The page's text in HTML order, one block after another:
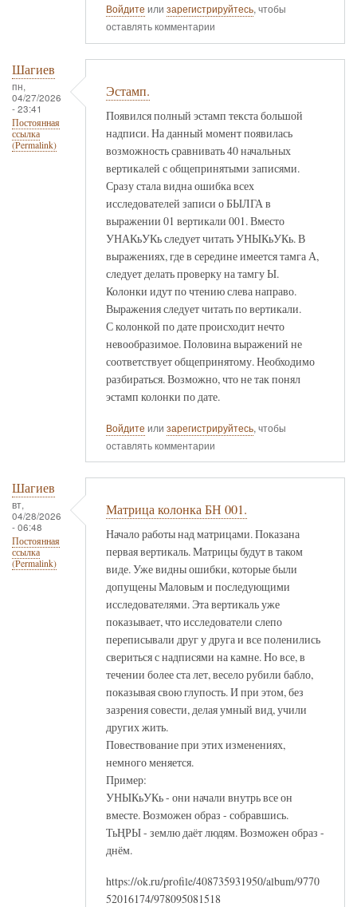
Войдите или зарегистрируйтесь, чтобы
оставлять комментарии
Шагиев
пн,
04/27/2026
- 23:41
Постоянная
ссылка
(Permalink)
Эстамп.
Появился полный эстамп текста большой
надписи. На данный момент появилась
возможность сравнивать 40 начальных
вертикалей с общепринятыми записями.
Сразу стала видна ошибка всех
исследователей записи о БЫЛГА в
выражении 01 вертикали 001. Вместо
УНАКьУКь следует читать УНЫКьУКь. В
выражениях, где в середине имеется тамга А,
следует делать проверку на тамгу Ы.
Колонки идут по чтению слева направо.
Выражения следует читать по вертикали.
С колонкой по дате происходит нечто
невообразимое. Половина выражений не
соответствует общепринятому. Необходимо
разбираться. Возможно, что не так понял
эстамп колонки по дате.
Войдите или зарегистрируйтесь, чтобы
оставлять комментарии
Шагиев
вт,
04/28/2026
- 06:48
Постоянная
ссылка
(Permalink)
Матрица колонка БН 001.
Начало работы над матрицами. Показана
первая вертикаль. Матрицы будут в таком
виде. Уже видны ошибки, которые были
допущены Маловым и последующими
исследователями. Эта вертикаль уже
показывает, что исследователи слепо
переписывали друг у друга и все поленились
свериться с надписями на камне. Но все, в
течении более ста лет, весело рубили бабло,
показывая свою глупость. И при этом, без
зазрения совести, делая умный вид, учили
других жить.
Повествование при этих изменениях,
немного меняется.
Пример:
УНЫКьУКь - они начали внутрь все он
вместе. Возможен образ - собравшись.
ТьҢРЫ - землю даёт людям. Возможен образ -
днём.
https://ok.ru/profile/408735931950/album/9770
52016174/978095081518